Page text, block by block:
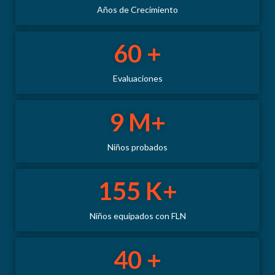
Años de Crecimiento
Evaluaciones
60 +
Niños probados
9 M+
Niños equipados con FLN
155 K+
40 +